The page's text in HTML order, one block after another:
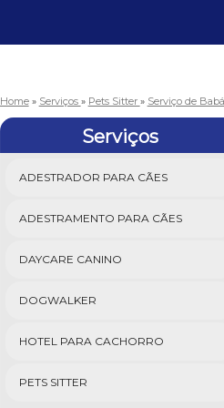
Home » Serviços » Pets Sitter » Serviço de
Serviços
ADESTRADOR PARA CÃES
ADESTRAMENTO PARA CÃES
DAYCARE CANINO
DOGWALKER
HOTEL PARA CACHORRO
PETS SITTER